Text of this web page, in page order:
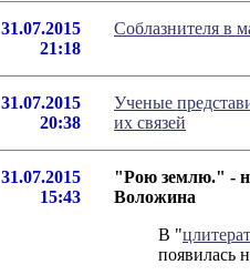
31.07.2015
21:18
Соблазнителя в
31.07.2015
20:38
Ученые
их связей
31.07.2015
15:43
"Рою землю." -
Воложина
В "
появилась